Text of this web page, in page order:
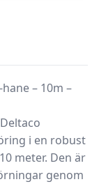
– 10m –
i en robust
meter. Den är
genom